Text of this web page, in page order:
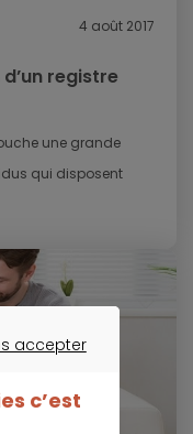
4 août 2017
registre
une grande
qui disposent
accepter
c’est